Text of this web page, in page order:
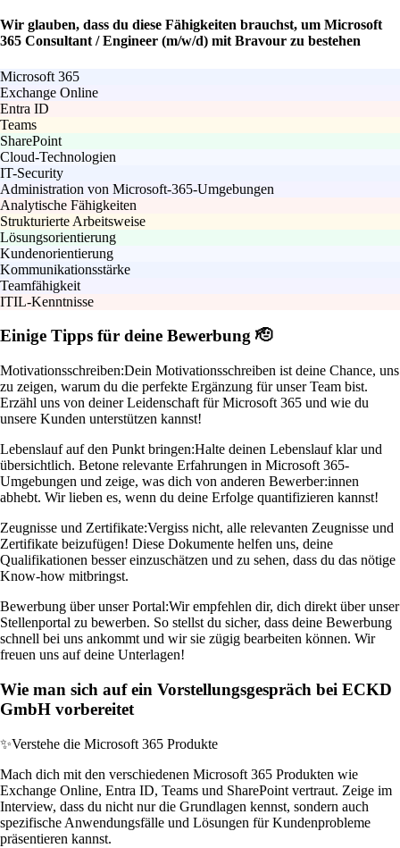
Wir glauben, dass du diese Fähigkeiten brauchst, um Microsoft
365 Consultant / Engineer (m/w/d) mit Bravour zu bestehen
Microsoft 365
Exchange Online
Entra ID
Teams
SharePoint
Cloud-Technologien
IT-Security
Administration von Microsoft-365-Umgebungen
Analytische Fähigkeiten
Strukturierte Arbeitsweise
Lösungsorientierung
Kundenorientierung
Kommunikationsstärke
Teamfähigkeit
ITIL-Kenntnisse
Einige Tipps für deine Bewerbung 🫡
Motivationsschreiben:Dein Motivationsschreiben ist deine Chance, uns
zu zeigen, warum du die perfekte Ergänzung für unser Team bist.
Erzähl uns von deiner Leidenschaft für Microsoft 365 und wie du
unsere Kunden unterstützen kannst!
Lebenslauf auf den Punkt bringen:Halte deinen Lebenslauf klar und
übersichtlich. Betone relevante Erfahrungen in Microsoft 365-
Umgebungen und zeige, was dich von anderen Bewerber:innen
abhebt. Wir lieben es, wenn du deine Erfolge quantifizieren kannst!
Zeugnisse und Zertifikate:Vergiss nicht, alle relevanten Zeugnisse und
Zertifikate beizufügen! Diese Dokumente helfen uns, deine
Qualifikationen besser einzuschätzen und zu sehen, dass du das nötige
Know-how mitbringst.
Bewerbung über unser Portal:Wir empfehlen dir, dich direkt über unser
Stellenportal zu bewerben. So stellst du sicher, dass deine Bewerbung
schnell bei uns ankommt und wir sie zügig bearbeiten können. Wir
freuen uns auf deine Unterlagen!
Wie man sich auf ein Vorstellungsgespräch bei ECKD
GmbH vorbereitet
✨Verstehe die Microsoft 365 Produkte
Mach dich mit den verschiedenen Microsoft 365 Produkten wie
Exchange Online, Entra ID, Teams und SharePoint vertraut. Zeige im
Interview, dass du nicht nur die Grundlagen kennst, sondern auch
spezifische Anwendungsfälle und Lösungen für Kundenprobleme
präsentieren kannst.